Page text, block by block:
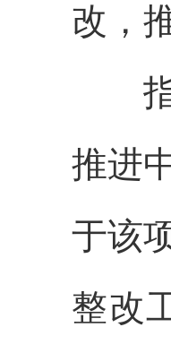
改，
推进
于该
整改